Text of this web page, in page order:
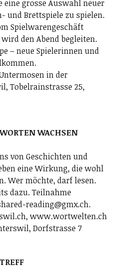
grosse Auswahl neuer
und Brettspiele zu spielen.
Spielwarengeschäft
den Abend begleiten.
– neue Spielerinnen und
in der
Tobelrainstrasse 25,
WACHSEN
von Geschichten und
eine Wirkung, die wohl
Wer möchte, darf lesen.
dazu. Teilnahme
reading@gmx.ch.
www.wortwelten.ch
Dorfstrasse 7